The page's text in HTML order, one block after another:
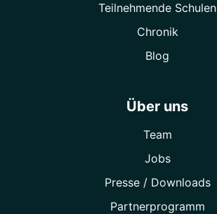
Teilnehmende Schulen
Chronik
Blog
Über uns
Team
Jobs
Presse / Downloads
Partner­programm